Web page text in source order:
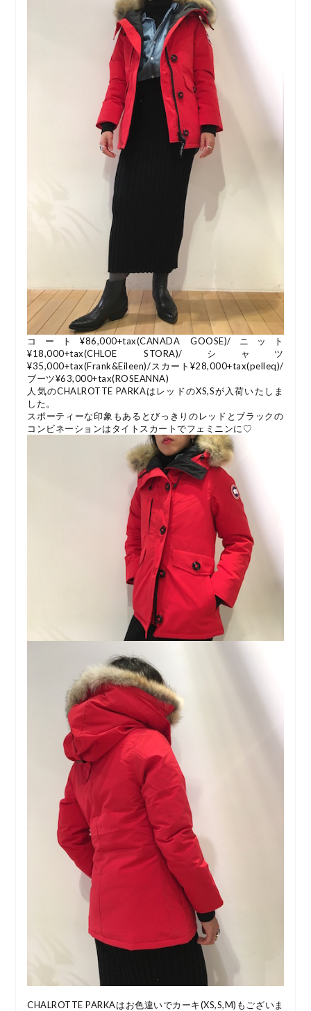
コート¥86,000+tax(CANADA GOOSE)/ニット
¥18,000+tax(CHLOE STORA)/シャツ
¥35,000+tax(Frank&Eileen)/スカート¥28,000+tax(pelleq)/
ブーツ¥63,000+tax(ROSEANNA)
人気のCHALROTTE PARKAはレッドのXS,Sが入荷いたしま
した。
スポーティーな印象もあるとびっきりのレッドとブラックの
コンビネーションはタイトスカートでフェミニンに♡
CHALROTTE PARKAはお色違いでカーキ(XS,S,M)もございま